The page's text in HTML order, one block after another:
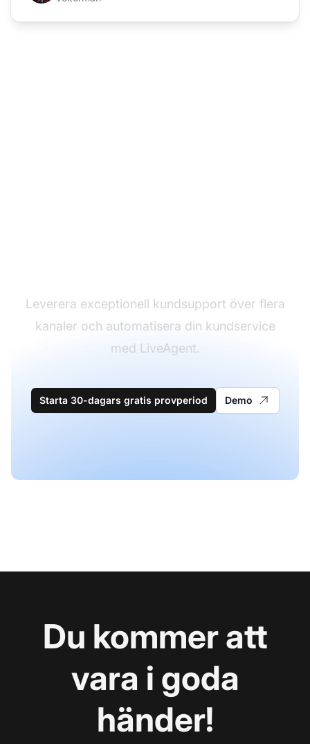
Leverera exceptionell kundsupport över flera
kanaler och automatisera din kundservice
med LiveAgent.
Starta 30-dagars gratis provperiod Demo
Du kommer att
vara i goda
händer!